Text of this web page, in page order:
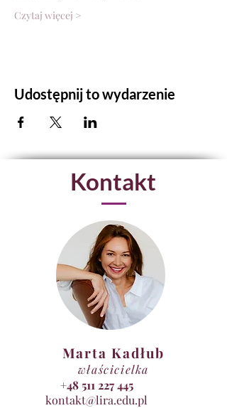
Czytaj więcej >
Udostępnij to wydarzenie
Kontakt
Marta Kadłub
właścicielka
+48 511 227 445
kontakt@lira.edu.pl